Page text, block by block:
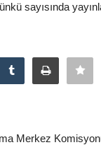
sayısında
Merkez